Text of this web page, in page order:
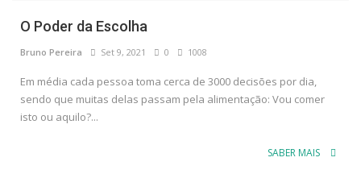
O Poder da Escolha
Bruno Pereira Set 9, 2021 0 1008
Em média cada pessoa toma cerca de 3000 decisões por dia,
sendo que muitas delas passam pela alimentação: Vou comer
isto ou aquilo?...
SABER MAIS